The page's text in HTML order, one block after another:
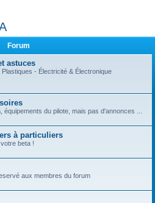
Forum
astuces
- Électricité & Électronique
équipements du pilote, mais pas d'annonces ...
à particuliers
beta !
aux membres du forum